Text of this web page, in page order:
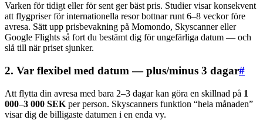
Varken för tidigt eller för sent ger bäst pris. Studier visar konsekvent
att flygpriser för internationella resor bottnar runt 6–8 veckor före
avresa. Sätt upp prisbevakning på Momondo, Skyscanner eller
Google Flights så fort du bestämt dig för ungefärliga datum — och
slå till när priset sjunker.
2. Var flexibel med datum — plus/minus 3 dagar#
Att flytta din avresa med bara 2–3 dagar kan göra en skillnad på 1
000–3 000 SEK per person. Skyscanners funktion “hela månaden”
visar dig de billigaste datumen i en enda vy.